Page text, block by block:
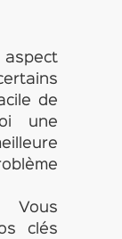
aspect
de
une
Vous
clés